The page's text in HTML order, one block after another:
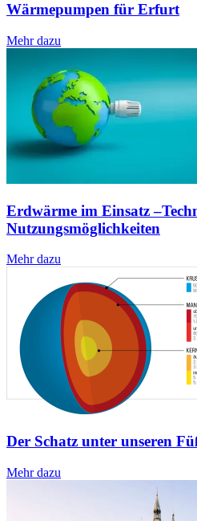
Wärmepumpen für Erfurt
Mehr dazu
Erdwärme im Einsatz
Nutzungsmöglichkeiten
Mehr dazu
Der Schatz unter unseren
Mehr dazu